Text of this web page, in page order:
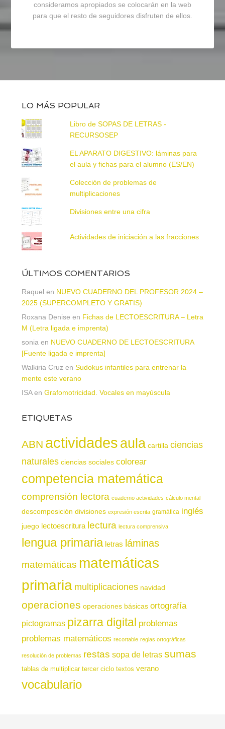
consideramos apropiados se colocarán en la web
para que el resto de seguidores disfruten de ellos.
LO MÁS POPULAR
Libro de SOPAS DE LETRAS -
RECURSOSEP
EL APARATO DIGESTIVO: láminas para
el aula y fichas para el alumno (ES/EN)
Colección de problemas de
multiplicaciones
Divisiones entre una cifra
Actividades de iniciación a las fracciones
ÚLTIMOS COMENTARIOS
Raquel en NUEVO CUADERNO DEL PROFESOR 2024 –
2025 (SUPERCOMPLETO Y GRATIS)
Roxana Denise en Fichas de LECTOESCRITURA – Letra
M (Letra ligada e imprenta)
sonia en NUEVO CUADERNO DE LECTOESCRITURA
[Fuente ligada e imprenta]
Walkiria Cruz en Sudokus infantiles para entrenar la
mente este verano
ISAen Grafomotricidad. Vocales en mayúscula
ETIQUETAS
ABN actividadesaula cartilla ciencias
naturales ciencias sociales colorear
competencia matemática
comprensión lectora cuaderno actividades cálculo mental
descomposición divisiones expresión escrita gramática inglés
juego lectoescritura lectura lectura comprensiva
lengua primaria letras láminas
matemáticas matemáticas
primaria multiplicaciones navidad
operaciones operaciones básicas ortografía
pictogramas pizarra digital problemas
problemas matemáticos recortable reglas ortográficas
resolución de problemas restas sopa de letras sumas
tablas de multiplicar tercer ciclo textos verano
vocabulario